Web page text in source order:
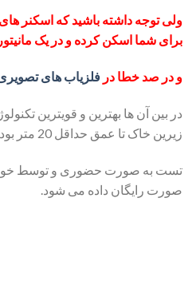
ولی توجه داشته باشید که اسکنر
برای شما اسکن کرده و در یک
و در صد خطا در فلزیاب های
در بین آن ها بهترین و قویترین
زیرین خاک تا عمق حداقل 20 متر بوده و با نرم افزار تخصصی دارای خدمات پس از فروش می باشد.
تست به صورت حضوری و توسط خود
صورت رایگان داده می شود.